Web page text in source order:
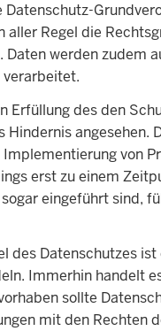
aller Regel die
Daten werden zudem
Erfüllung des den
Hindernis angesehen.
von
erst zu einem
eingeführt sind,
des Datenschutzes
Immerhin handelt
sollte
mit den Rechten